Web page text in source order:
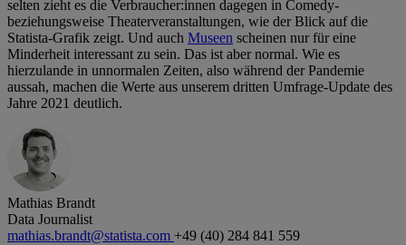
selten zieht es die Verbraucher:innen dagegen in Comedy-
beziehungsweise Theaterveranstaltungen, wie der Blick auf die
Statista-Grafik zeigt. Und auch Museen scheinen nur für eine
Minderheit interessant zu sein. Das ist aber normal. Wie es
hierzulande in unnormalen Zeiten, also während der Pandemie
aussah, machen die Werte aus unserem dritten Umfrage-Update des
Jahre 2021 deutlich.
Mathias Brandt
Data Journalist
mathias.brandt@statista.com +49 (40) 284 841 559